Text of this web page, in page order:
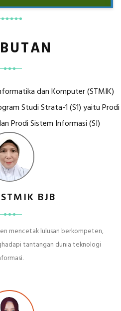
dan Komputer (STMIK)
Studi Strata-1 (S1) yaitu Prodi
Prodi Sistem Informasi (SI)
BJB
mencetak lulusan berkompeten,
tantangan dunia teknologi